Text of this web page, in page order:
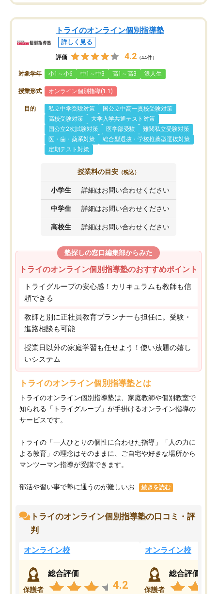
トライのオンライン個別指導塾
詳しく見る
評価 4.2 （44件）
対象学年 小1～小6 中1～中3 高1～高3 浪人生
授業形式 オンライン個別指導(1:1)
目的 私立中学受験対策
国公立中高一貫校受験対策
高校受験対策
大学入学共通テスト対策
国公立2次試験対策
医学部受験
難関私立受験対策
医・歯・薬系対策
総合型選抜・学校推薦型選抜対策
定期テスト対策
授業料の目安 （税込）
小学生 詳細はお問い合わせください
中学生 詳細はお問い合わせください
高校生 詳細はお問い合わせください
塾探しの窓口編集部からみた
トライのオンライン個別指導塾のおすすめポイント
トライグループの安心感！カリキュラムも教師も信
頼できる
教師と別に正社員教育プランナーも担任に。受験・
進路相談も可能
授業日以外の家庭学習も任せよう！使い放題の嬉し
いシステム
トライのオンライン個別指導塾とは
トライのオンライン個別指導塾は、家庭教師や個別教室で
知られる「トライグループ」が手掛けるオンライン指導の
サービスです。
トライの「一人ひとりの個性に合わせた指導」「人の力に
よる教育」の理念はそのままに、ご自宅や好きな場所から
マンツーマン指導が受講できます。
部活や習い事で塾に通うのが難しいお... 続きを読む
トライのオンライン個別指導塾の口コミ・評
判
オンライン校
保護者
総合評価
4.2
オンライン校
保護者
総合評価